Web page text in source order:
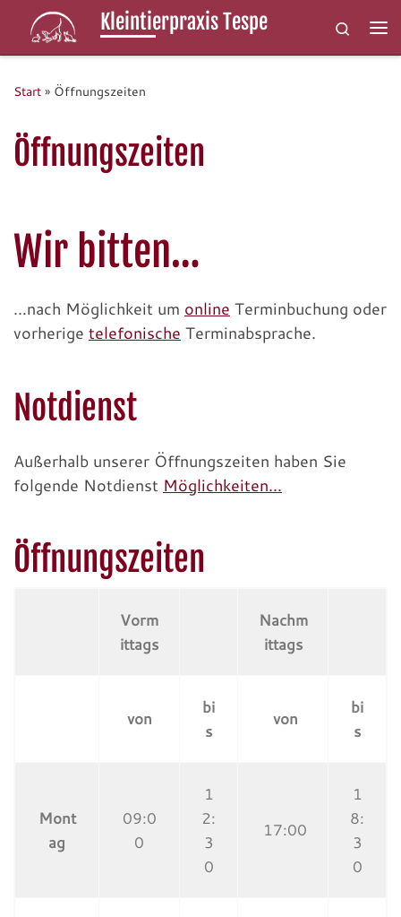
Zum Inhalt springenKleintierpraxis Tespe
Search
Start» Öffnungszeiten
Öffnungszeiten
Wir bitten…
…nach Möglichkeit um online Terminbuchung oder
vorherige telefonische Terminabsprache.
Notdienst
Außerhalb unserer Öffnungszeiten haben Sie
folgende Notdienst Möglichkeiten…
Öffnungszeiten
Vorm
ittags
Nachm
ittags
von
bi
s
von
bi
s
Mont
ag
09:0
0
1
2:
3
0
17:00
1
8:
3
0